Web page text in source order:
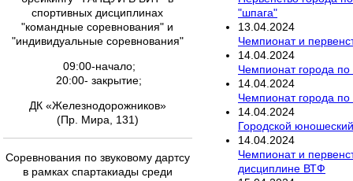
спортивных дисциплинах
"командные соревнования" и
"индивидуальные соревнования"
09:00-начало;
20:00- закрытие;
ДК «Железнодорожников»
(Пр. Мира, 131)
Соревнования по звуковому дартсу
в рамках спартакиады среди
"шпага"
13 04 2024
Чемпионат и
14 04 2024
Чемпионат города по
14 04 2024
Чемпионат города
14 04 2024
Городской
14 04 2024
Чемпионат и
дисциплине ВТФ